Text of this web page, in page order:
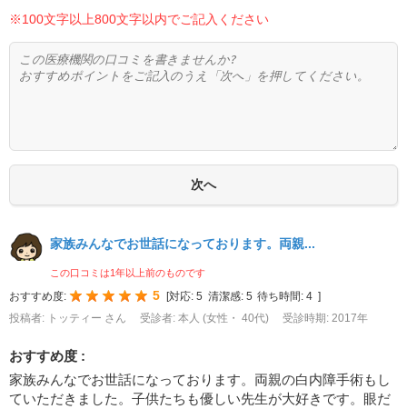
※100文字以上800文字以内でご記入ください
家族みんなでお世話になっております。両親...
この口コミは1年以上前のものです
おすすめ度: 5 対応: 5 清潔感: 5 待ち時間: 4
投稿者: トッティー さん
受診者: 本人 (女性・ 40代) 受診時期: 2017年
おすすめ度 :
家族みんなでお世話になっております。両親の白内障手術もし
ていただきました。子供たちも優しい先生が大好きです。眼だ